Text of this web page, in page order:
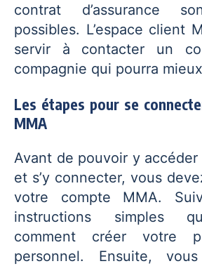
contrat d’assurance
possibles. L’espace client
servir à contacter un
compagnie qui pourra
Les étapes pour se
MMA
Avant de pouvoir y
et s’y connecter, vous
votre compte MMA.
instructions simples
comment créer votre
personnel. Ensuite,